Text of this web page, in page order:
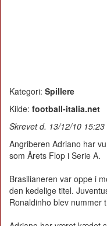
Kategori: Spillere
Kilde: football-italia.net
Skrevet d. 13/12/10
Angriberen Adriano har
som Årets Flop i Serie A.
Brasilianeren var oppe i
den kedelige titel.
Ronaldinho blev nummer